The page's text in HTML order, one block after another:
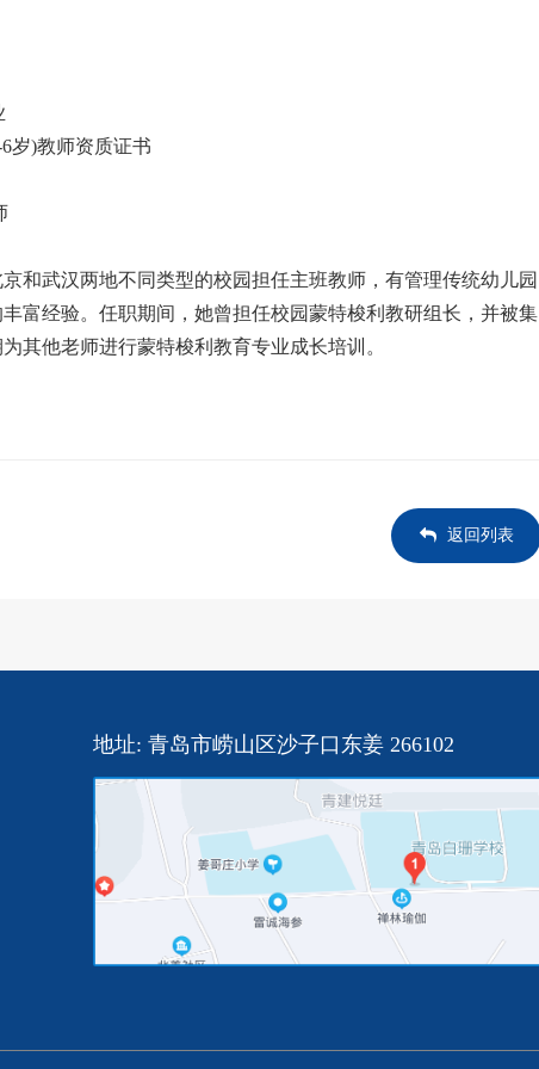
岁)教师资质证书
和武汉两地不同类型的校园担任主班教师，有管理传统幼儿园
富经验。任职期间，她曾担任校园蒙特梭利教研组长，并被集
其他老师进行蒙特梭利教育专业成长培训。
返回列表
地址: 青岛市崂山区沙子口东姜 266102